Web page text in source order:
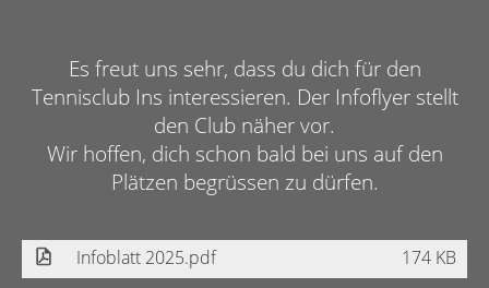
Es freut uns sehr, dass du dich für den
Tennisclub Ins interessieren. Der Infoflyer stellt
den Club näher vor.
Wir hoffen, dich schon bald bei uns auf den
Plätzen begrüssen zu dürfen.
Infoblatt 2025.pdf 174 KB